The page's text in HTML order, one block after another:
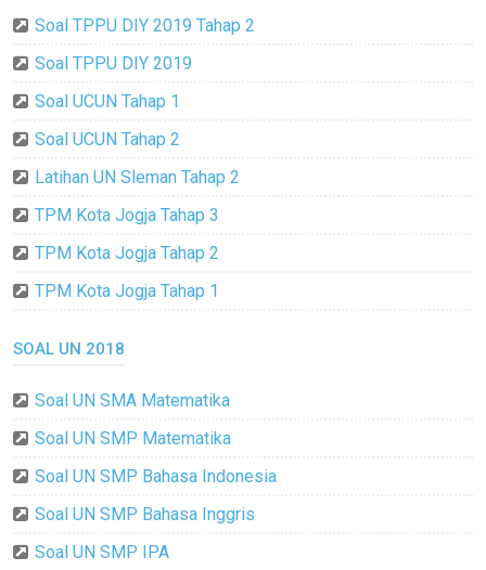
Soal TPPU DIY 2019 Tahap 2
Soal TPPU DIY 2019
Soal UCUN Tahap 1
Soal UCUN Tahap 2
Latihan UN Sleman Tahap 2
TPM Kota Jogja Tahap 3
TPM Kota Jogja Tahap 2
TPM Kota Jogja Tahap 1
SOAL UN 2018
Soal UN SMA Matematika
Soal UN SMP Matematika
Soal UN SMP Bahasa Indonesia
Soal UN SMP Bahasa Inggris
Soal UN SMP IPA